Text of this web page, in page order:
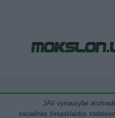
JAV vyriausybė
socialinės žiniasklaidos